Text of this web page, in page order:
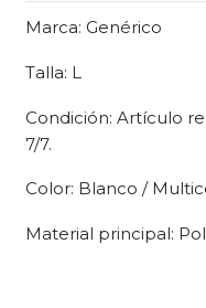
Marca: Genérico
Talla: L
Condición: Artículo
7/7.
Color: Blanco /
Material principal: